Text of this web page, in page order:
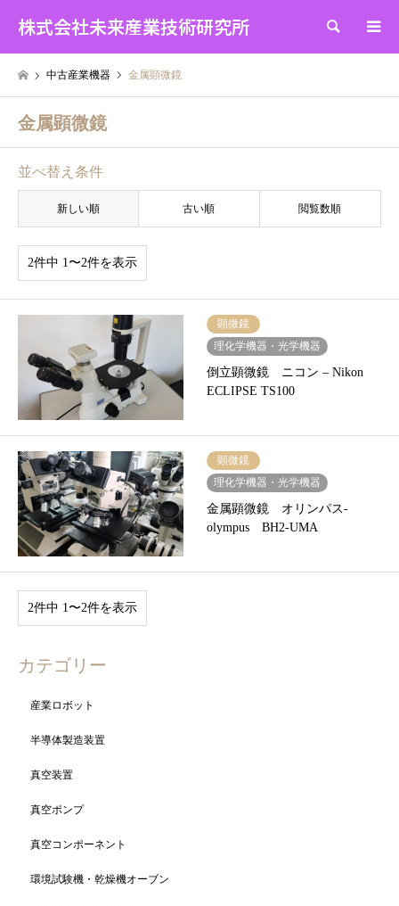
株式会社未来産業技術研究所 検索
中古産業機器 金属顕微鏡
金属顕微鏡
並べ替え条件
新しい順 古い順 閲覧数順
2件中 1〜2件を表示
顕微鏡
理化学機器・光学機器
倒立顕微鏡 ニコン – Nikon
ECLIPSE TS100
顕微鏡
理化学機器・光学機器
金属顕微鏡 オリンパス-
olympus BH2-UMA
2件中 1〜2件を表示
カテゴリー
産業ロボット
半導体製造装置
真空装置
真空ポンプ
真空コンポーネント
環境試験機・乾燥機オーブン